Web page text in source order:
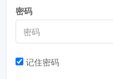
密码
记住密码